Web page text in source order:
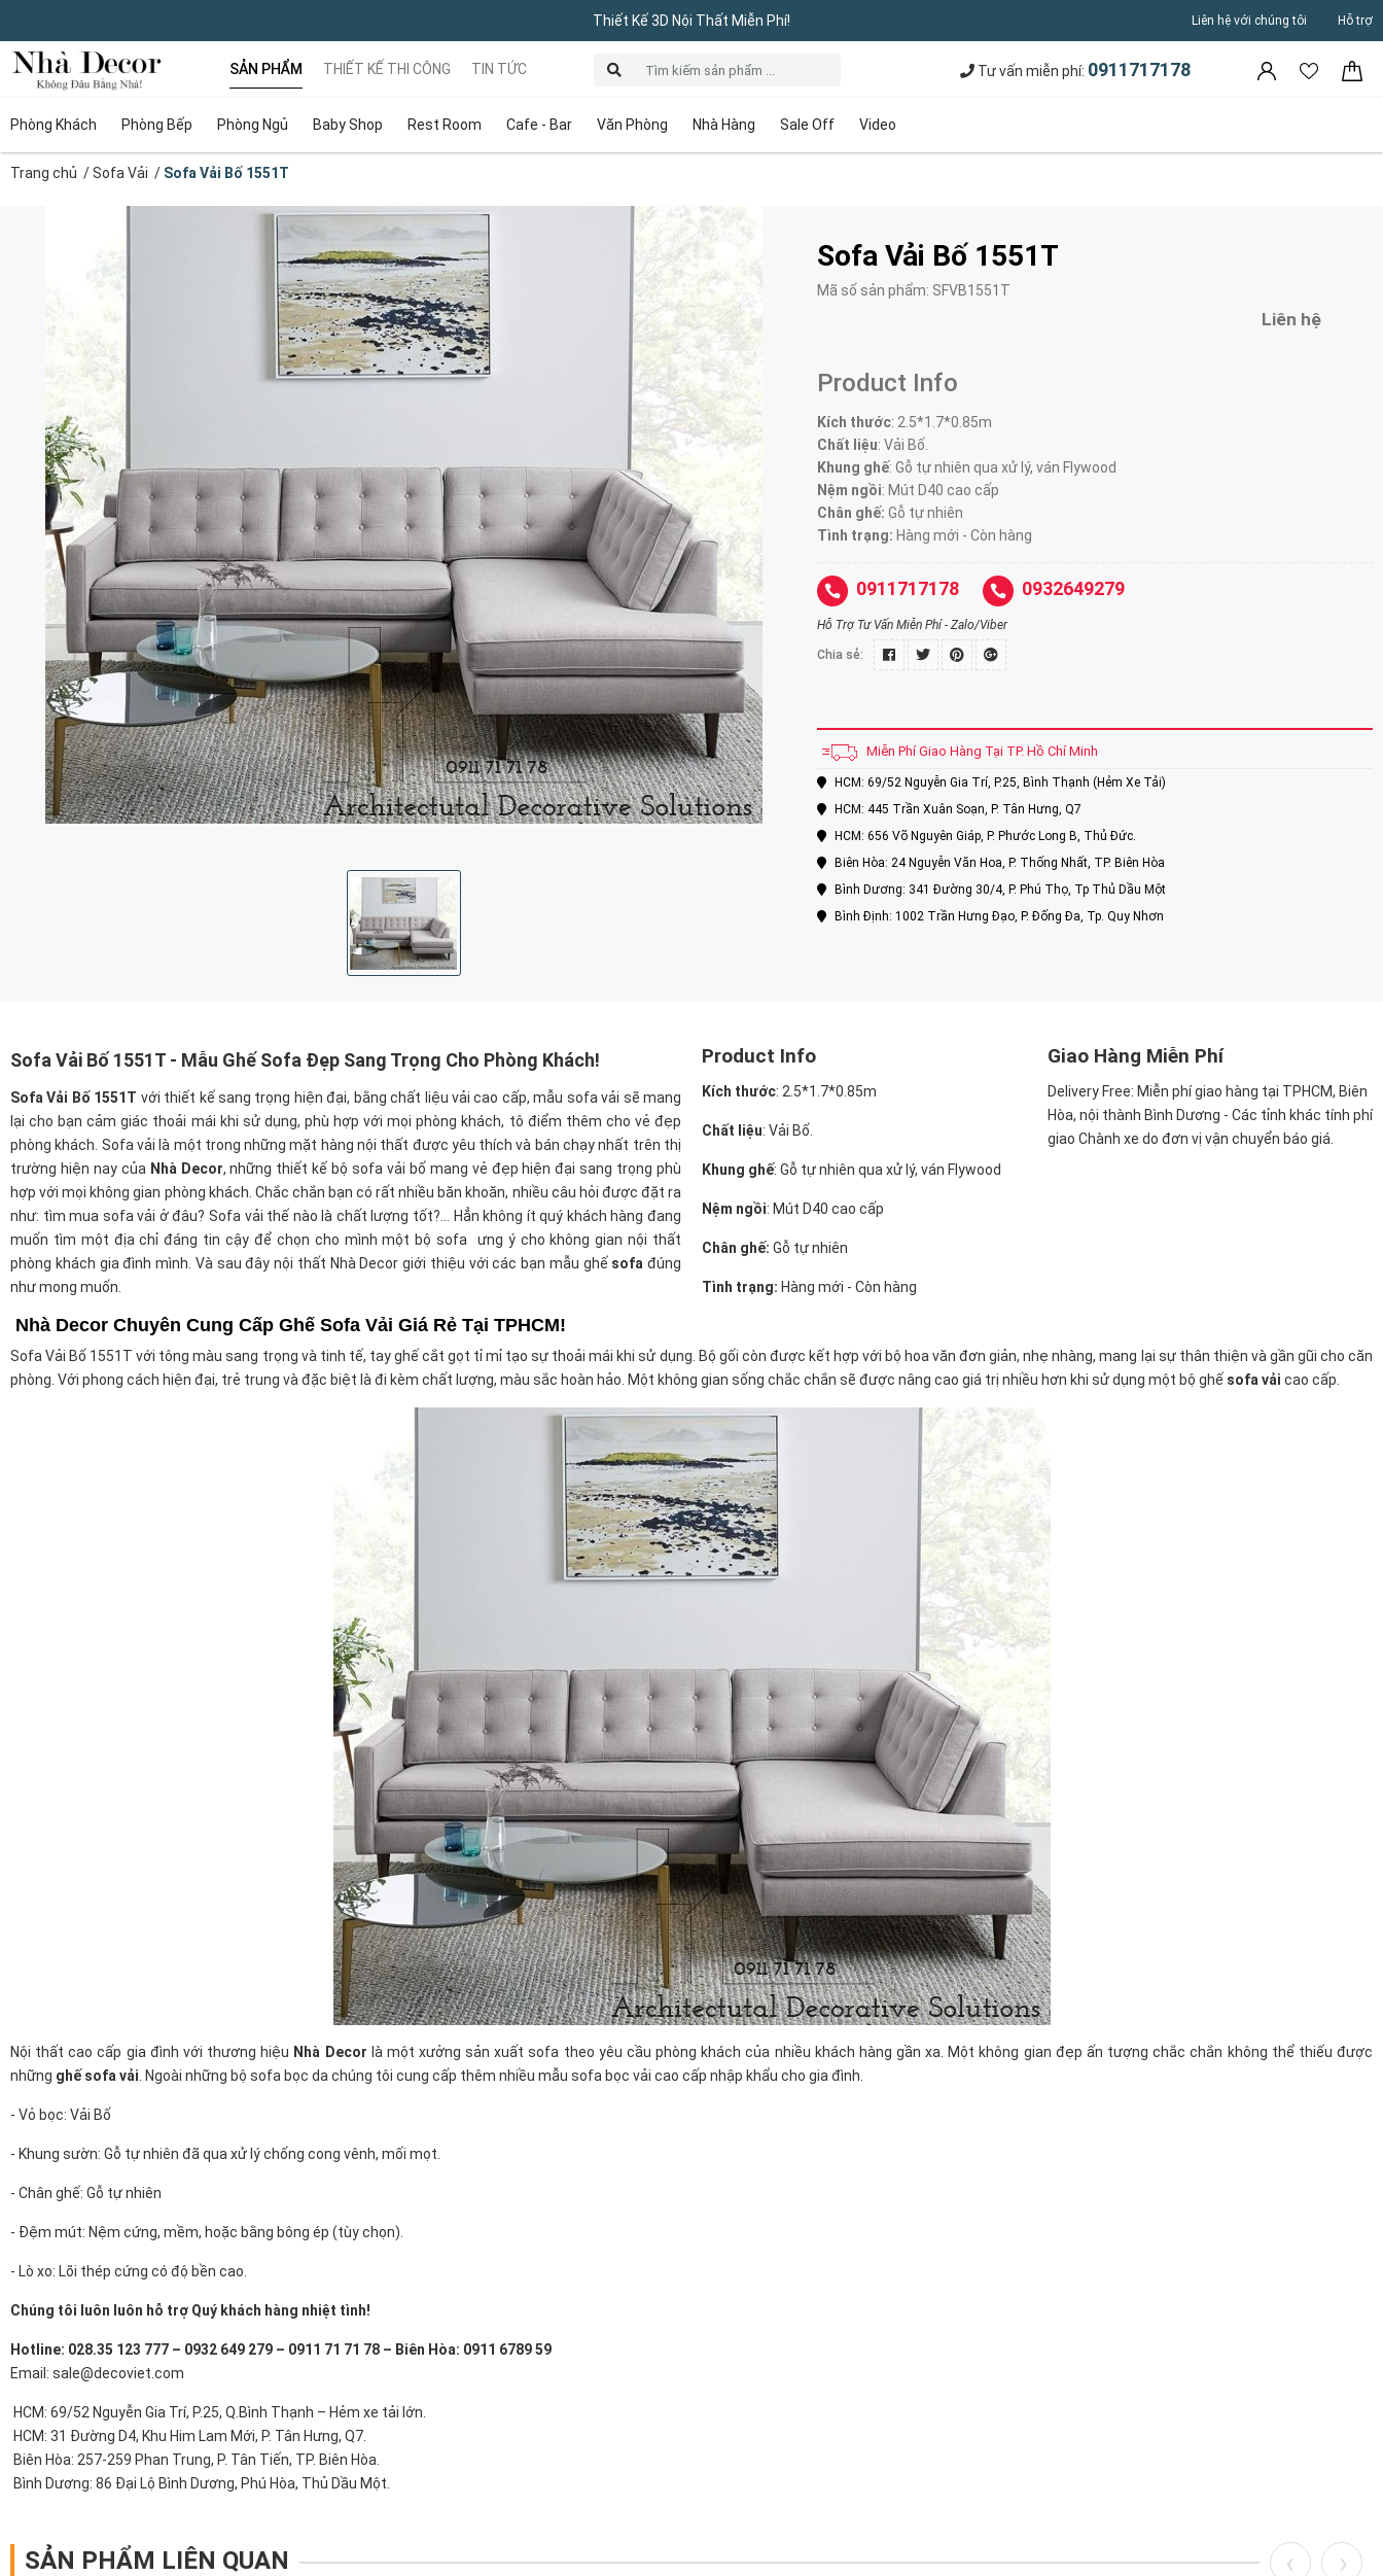
Thiết Kế 3D Nội Thất Miễn Phí! Liên hệ với chúng tôi Hỗ trợ
SẢN PHẨM
Phòng Khách Phòng Bếp Phòng Ngủ Baby Shop Rest Room Cafe - Bar Văn Phòng Nhà Hàng Sale Off Video
THIẾT KẾ THI CÔNG TIN TỨC Tư vấn miễn phí: 0911717178
Trang chủ /Sofa Vải / Sofa Vải Bố 1551T
Sofa Vải Bố 1551T
Mã số sản phẩm: SFVB1551T
Liên hệ
Product Info
Kích thước: 2.5*1.7*0.85m
Chất liệu: Vải Bố.
Khung ghế: Gỗ tự nhiên qua xử lý, ván Flywood
Nệm ngồi: Mút D40 cao cấp
Chân ghế: Gỗ tự nhiên
Tình trạng: Hàng mới - Còn hàng
0911717178 0932649279
Hỗ Trợ Tư Vấn Miễn Phí - Zalo/Viber
Chia sẻ:
Miễn Phí Giao Hàng Tại TP. Hồ Chí Minh
HCM: 69/52 Nguyễn Gia Trí, P.25, Bình Thạnh (Hẻm Xe Tải)
HCM: 445 Trần Xuân Soạn, P. Tân Hưng, Q7
HCM: 656 Võ Nguyên Giáp, P. Phước Long B, Thủ Đức.
Biên Hòa: 24 Nguyễn Văn Hoa, P. Thống Nhất, TP. Biên Hòa
Bình Dương: 341 Đường 30/4, P. Phú Thọ, Tp Thủ Dầu Một
Bình Định: 1002 Trần Hưng Đạo, P. Đống Đa, Tp. Quy Nhơn
Sofa Vải Bố 1551T - Mẫu Ghế Sofa Đẹp Sang Trọng Cho Phòng Khách!
Sofa Vải Bố 1551T với thiết kế sang trọng hiện đại, bằng chất liệu vải cao cấp, mẫu sofa vải sẽ mang
lại cho bạn cảm giác thoải mái khi sử dụng, phù hợp với mọi phòng khách, tô điểm thêm cho vẻ đẹp
phòng khách. Sofa vải là một trong những mặt hàng nội thất được yêu thích và bán chạy nhất trên thị
trường hiện nay của Nhà Decor, những thiết kế bộ sofa vải bố mang vẻ đẹp hiện đại sang trọng phù
hợp với mọi không gian phòng khách. Chắc chắn bạn có rất nhiều băn khoăn, nhiều câu hỏi được đặt ra
như: tìm mua sofa vải ở đâu? Sofa vải thế nào là chất lượng tốt?… Hẳn không ít quý khách hàng đang
muốn tìm một địa chỉ đáng tin cậy để chọn cho mình một bộ sofa ưng ý cho không gian nội thất
phòng khách gia đình mình. Và sau đây nội thất Nhà Decor giới thiệu với các bạn mẫu ghế sofa đúng
như mong muốn.
Product Info
Kích thước: 2.5*1.7*0.85m
Chất liệu: Vải Bố.
Khung ghế: Gỗ tự nhiên qua xử lý, ván Flywood
Nệm ngồi: Mút D40 cao cấp
Chân ghế: Gỗ tự nhiên
Tình trạng: Hàng mới - Còn hàng
Giao Hàng Miễn Phí
Delivery Free: Miễn phí giao hàng tại TPHCM, Biên
Hòa, nội thành Bình Dương - Các tỉnh khác tính phí
giao Chành xe do đơn vị vận chuyển báo giá.
Nhà Decor Chuyên Cung Cấp Ghế Sofa Vải Giá Rẻ Tại TPHCM!
Sofa Vải Bố 1551T với tông màu sang trọng và tinh tế, tay ghế cắt gọt tỉ mỉ tạo sự thoải mái khi sử dụng. Bộ gối còn được kết hợp với bộ hoa văn đơn giản, nhẹ nhàng, mang lại sự thân thiện và gần gũi cho căn
phòng. Với phong cách hiện đại, trẻ trung và đặc biệt là đi kèm chất lượng, màu sắc hoàn hảo. Một không gian sống chắc chắn sẽ được nâng cao giá trị nhiều hơn khi sử dụng một bộ ghế sofa vải cao cấp.
Nội thất cao cấp gia đình với thương hiệu Nhà Decor là một xưởng sản xuất sofa theo yêu cầu phòng khách của nhiều khách hàng gần xa. Một không gian đẹp ấn tượng chắc chắn không thể thiếu được
những ghế sofa vải . Ngoài những bộ sofa bọc da chúng tôi cung cấp thêm nhiều mẫu sofa bọc vải cao cấp nhập khẩu cho gia đình.
- Vỏ bọc: Vải Bố
- Khung sườn: Gỗ tự nhiên đã qua xử lý chống cong vênh, mối mọt.
- Chân ghế: Gỗ tự nhiên
- Đệm mút: Nệm cứng, mềm, hoặc bằng bông ép (tùy chọn).
- Lò xo: Lõi thép cứng có độ bền cao.
Chúng tôi luôn luôn hỗ trợ Quý khách hàng nhiệt tình!
Hotline: 028.35 123 777 – 0932 649 279 – 0911 71 71 78 – Biên Hòa: 0911 6789 59
Email: sale@decoviet.com
HCM: 69/52 Nguyễn Gia Trí, P.25, Q.Bình Thạnh – Hẻm xe tải lớn.
HCM: 31 Đường D4, Khu Him Lam Mới, P. Tân Hưng, Q7.
Biên Hòa: 257-259 Phan Trung, P. Tân Tiến, TP. Biên Hòa.
Bình Dương: 86 Đại Lộ Bình Dương, Phú Hòa, Thủ Dầu Một.
SẢN PHẨM LIÊN QUAN